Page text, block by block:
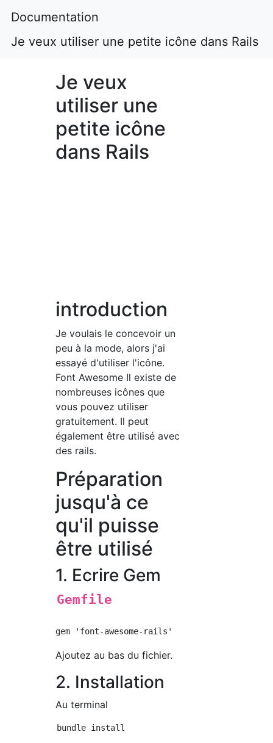
Documentation
Je veux utiliser une petite icône dans Rails
Je veux
utiliser une
petite icône
dans Rails
introduction
Je voulais le concevoir un
peu à la mode, alors j'ai
essayé d'utiliser l'icône.
Font Awesome Il existe de
nombreuses icônes que
vous pouvez utiliser
gratuitement. Il peut
également être utilisé avec
des rails.
Préparation
jusqu'à ce
qu'il puisse
être utilisé
1. Ecrire Gem
Gemfile
Ajoutez au bas du fichier.
2. Installation
Au terminal